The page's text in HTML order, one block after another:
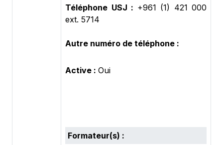
Téléphone USJ : +961 (1) 421 000
ext. 5714
Autre numéro de téléphone :
Active : Oui
Formateur(s) :